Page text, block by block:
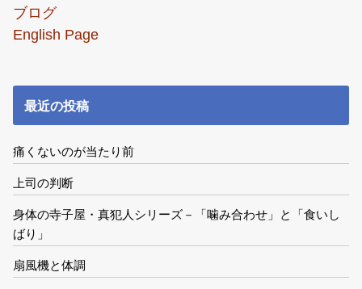
ブログ
English Page
最近の投稿
痛くないのが当たり前
上司の判断
身体の寺子屋・真犯人シリーズ－「噛み合わせ」と「食いし
ばり」
扇風機と体調